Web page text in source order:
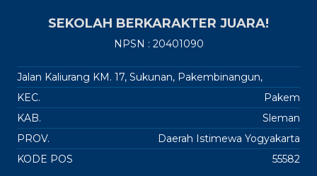
SEKOLAH BERKARAKTER JUARA!
NPSN : 20401090
Jalan Kaliurang KM. 17, Sukunan, Pakembinangun,
KEC.
Pakem
KAB.
Sleman
PROV.
Daerah Istimewa Yogyakarta
KODE POS
55582